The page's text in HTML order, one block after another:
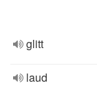
glitt
laud